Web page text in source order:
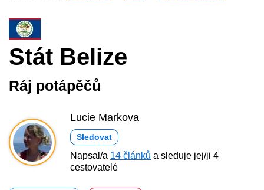
Stát Belize
Ráj potápěčů
Lucie Markova
Sledovat
Napsal/a 14 článků a sleduje jej/ji 4
cestovatelé